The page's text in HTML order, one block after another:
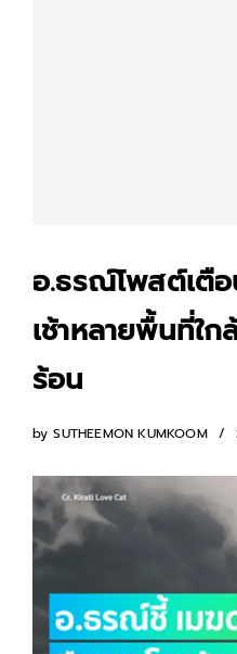
อ.ธรณ์โพสต์เตื
เช้าหลายพื้นที่ใ
ร้อน
by SUTHEEMON KUMKOOM